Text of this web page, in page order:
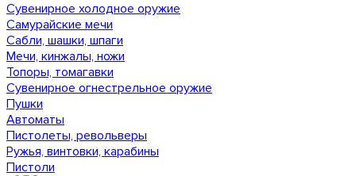
Сувенирное холодное оружие
Самурайские мечи
Сабли, шашки, шпаги
Мечи, кинжалы, ножи
Топоры, томагавки
Сувенирное огнестрельное оружие
Пушки
Автоматы
Пистолеты, револьверы
Ружья, винтовки, карабины
Пистоли